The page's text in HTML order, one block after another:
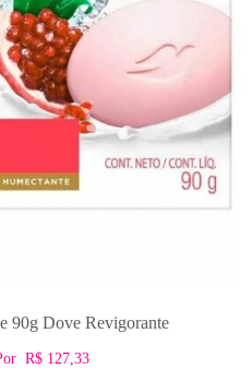
90g Dove Revigorante
R$ 127,33